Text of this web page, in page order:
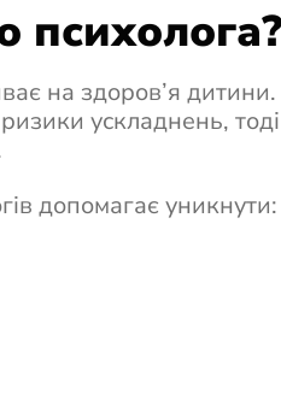
психолога?
на здоров’я
ускладнень,
допомагає уникнути: